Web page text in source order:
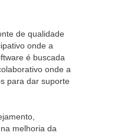
de qualidade
onde a
é buscada
onde a
para dar suporte
melhoria da